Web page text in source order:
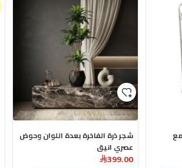
شجر ذرة الفاخرة بعدة اللوان وحوض
عصري انيق
399.00